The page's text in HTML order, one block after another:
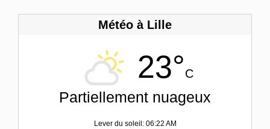
Météo à Lille
23°C
Partiellement nuageux
Lever du soleil: 06:22 AM